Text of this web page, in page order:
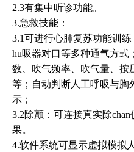
2.3有集中听诊功能。
3.急救技能：
3.1可进行心肺复苏功能训
hu吸器对口等多种通气方式
数、吹气频率、吹气量、按
等；自动判断人工呼吸与胸
示；
3.2除颤：可连接真实除
果。
4.软件系统可显示虚拟模拟